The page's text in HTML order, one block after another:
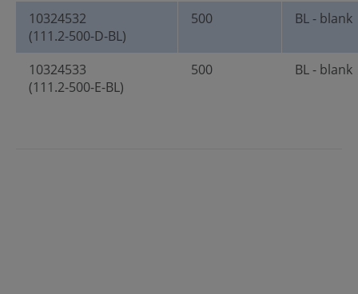
10324532
(111.2-500-D-BL)
500 BL - blank
10324533
(111.2-500-E-BL)
500 BL - blank